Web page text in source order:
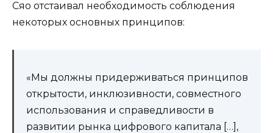
Сяо отстаивал необходимость соблюдения
некоторых основных принципов:
«Мы должны придерживаться принципов
открытости, инклюзивности, совместного
использования и справедливости в
развитии рынка цифрового капитала […],